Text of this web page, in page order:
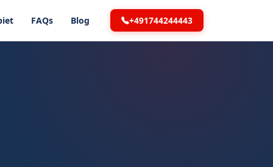
FAQs Blog +491744244443